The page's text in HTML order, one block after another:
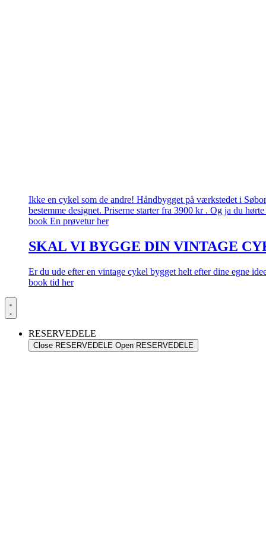
Ikke en cykel som de andre! Håndbygget på værkstedet i
bestemme designet. Priserne starter fra 3900 kr . Og ja du
book En prøvetur her
SKAL VI BYGGE DIN VINTAGE
Er du ude efter en vintage cykel bygget helt efter dine egne
book tid her
RESERVEDELE
Close RESERVEDELE Open RESERVEDELE